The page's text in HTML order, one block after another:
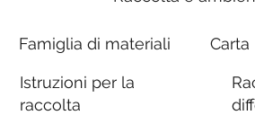
Famiglia di materiali
Istruzioni per la
raccolta
Carta